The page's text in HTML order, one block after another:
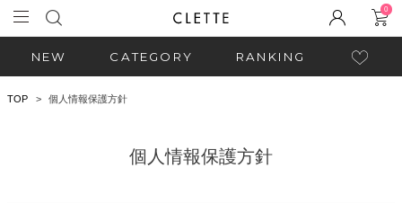
0
NEW CATEGORY RANKING
TOP 個人情報保護方針
個人情報保護方針